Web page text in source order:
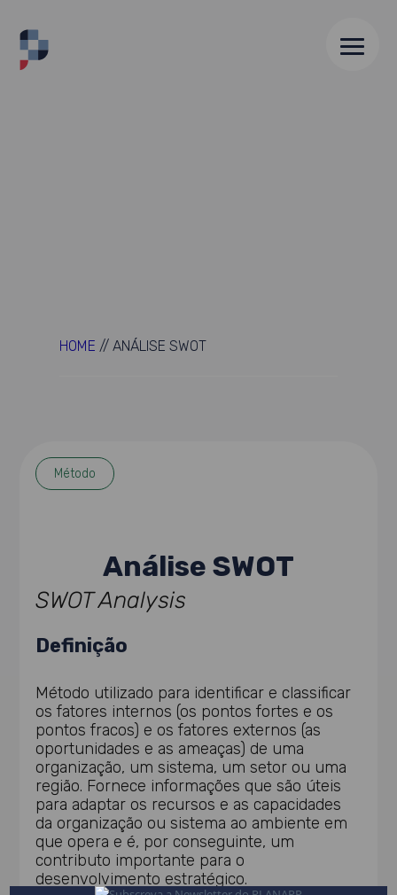
HOME //ANÁLISE SWOT
Método
Análise SWOT
SWOT Analysis
Definição
Método utilizado para identificar e classificar
os fatores internos (os pontos fortes e os
pontos fracos) e os fatores externos (as
oportunidades e as ameaças) de uma
organização, um sistema, um setor ou uma
região. Fornece informações que são úteis
para adaptar os recursos e as capacidades
da organização ou sistema ao ambiente em
que opera e é, por conseguinte, um
contributo importante para o
desenvolvimento estratégico.